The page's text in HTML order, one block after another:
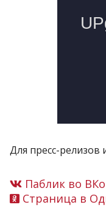
Для пресс-релизов
Паблик во
Страница в